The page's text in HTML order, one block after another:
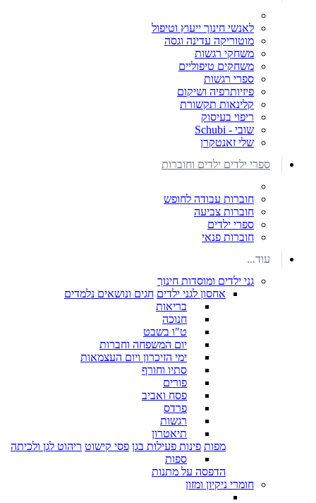
לאנשי חינוך ייעוץ וטיפול
מוטוריקה עדינה וגסה
משחקי רגשות
משחקים טיפוליים
ספרי רגשות
פיזיותרפיה ושיקום
קלינאות תקשורת
ריפוי בעיסוק
שובי - Schubi
שלי זאנטקרן
ספרי ילדים ילדים וחוברות
חוברות עבודה לחופש
חוברות צביעה
ספרי ילדים
חוברות פנאי
עוד...
גני ילדים ומוסדות חינוך
אחסון לגני ילדים חגים ונושאים נלמדים
בריאות
חנוכה
ט"ו בשבט
יום המשפחה וחברות
ימי הזיכרון ויום העצמאות
סתיו וחורף
פורים
פסח ואביב
פרדס
רגשות
תיאטרון
מפות פינות פעילות בגן פסי קישוט ריהוט לגן ולכיתה
ספות
הדפסה על מתנות
חומרי ניקיון ומזון